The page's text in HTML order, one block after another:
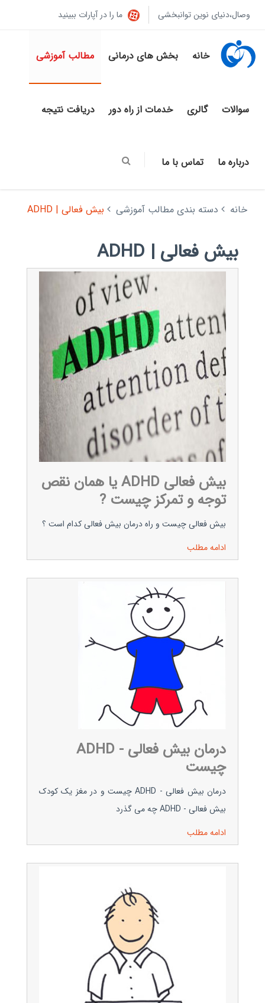
وصال،دنیای نوین توانبخشی ما را در آپارات ببینید
خانه بخش های درمانی مطالب آموزشی
سوالات گالری خدمات از راه دور دریافت نتیجه
درباره ما تماس با ما
خانه دسته بندی مطالب آموزشی بیش فعالی | ADHD
بیش فعالی | ADHD
بیش فعالی ADHD یا همان نقص
توجه و تمرکز چیست ?
بیش فعالی چیست و راه درمان بیش فعالی کدام است ؟
ادامه مطلب
درمان بیش فعالی - ADHD
چیست
درمان بیش فعالی - ADHD چیست و در مغز یک کودک
بیش فعالی - ADHD چه می گذرد
ادامه مطلب